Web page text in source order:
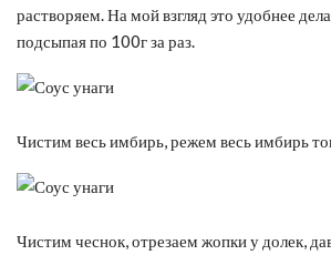
растворяем. На мой взгляд это удобнее
подсыпая по 100г за раз.
Чистим весь имбирь, режем весь имбирь
Чистим чеснок, отрезаем жопки у долек,